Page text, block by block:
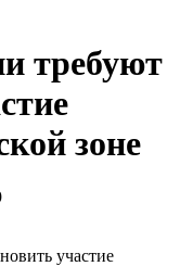
требуют
зоне